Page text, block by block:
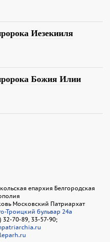
Иезекииля
Божия Илии
епархия Белгородская
Московский Патриархат
Троицкий бульвар 24а
32-70-89, 33-57-90;